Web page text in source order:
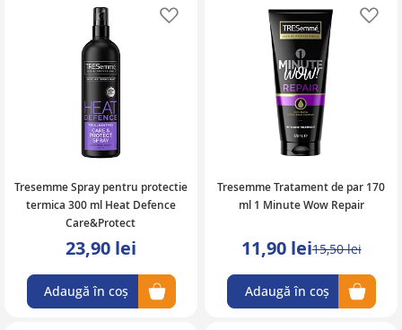
Tresemme Spray pentru protectie
termica 300 ml Heat Defence
Care&Protect
23,90 lei
Adaugă în coș
Adaugă în lista de favorite
Tresemme Tratament de par 170
ml 1 Minute Wow Repair
11,90 lei15,50 lei
Adaugă în coș